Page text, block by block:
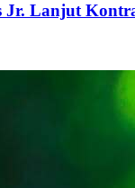
Lanjut